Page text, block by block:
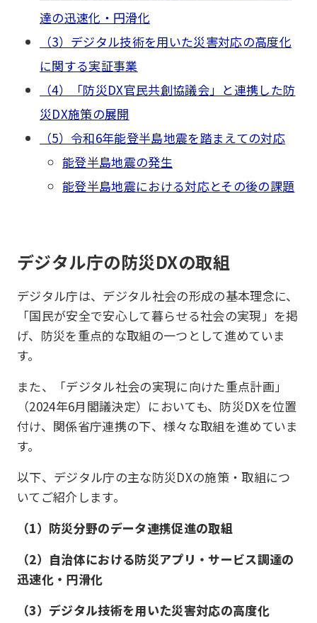
達の迅速化・円滑化
（3）デジタル技術を用いた災害対応の高度化
に関する実証事業
（4）「防災DX官民共創協議会」と連携した防
災DX施策の展開
（5）令和6年能登半島地震を踏まえての対応
能登半島地震の発生
能登半島地震における対応とその後の課題
デジタル庁の防災DXの取組
デジタル庁は、デジタル社会の形成の基本理念に、
「国民が安全で安心して暮らせる社会の実現」を掲
げ、防災を重点的な取組の一つとして進めていま
す。
また、「デジタル社会の実現に向けた重点計画」
（2024年6月閣議決定）においても、防災DXを位置
付け、関係省庁連携の下、様々な取組を進めていま
す。
以下、デジタル庁の主な防災DXの施策・取組につ
いてご紹介します。
（1）防災分野のデータ連携促進の取組
（2）自治体における防災アプリ・サービス調達の
迅速化・円滑化
（3）デジタル技術を用いた災害対応の高度化